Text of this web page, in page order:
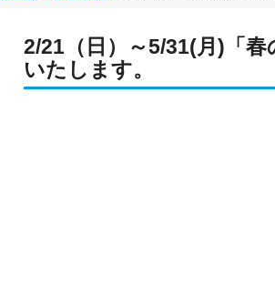
2/21（日）～5/31(月)「
いたします。